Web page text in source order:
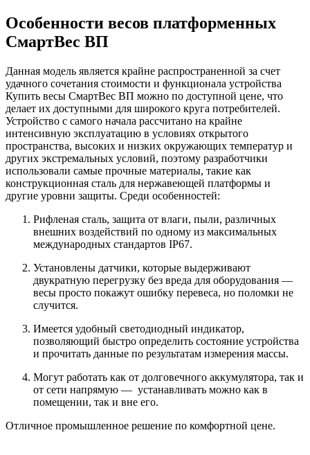
Особенности весов платформенных
СмартВес ВП
Данная модель является крайне распространенной за счет
удачного сочетания стоимости и функционала устройства
Купить весы СмартВес ВП можно по доступной цене, что
делает их доступными для широкого круга потребителей.
Устройство с самого начала рассчитано на крайне
интенсивную эксплуатацию в условиях открытого
пространства, высоких и низких окружающих температур и
других экстремальных условий, поэтому разработчики
использовали самые прочные материалы, такие как
конструкционная сталь для нержавеющей платформы и
другие уровни защиты. Среди особенностей:
Рифленая сталь, защита от влаги, пыли, различных
внешних воздействий по одному из максимальных
международных стандартов IP67.
Установлены датчики, которые выдерживают
двукратную перегрузку без вреда для оборудования —
весы просто покажут ошибку перевеса, но поломки не
случится.
Имеется удобный светодиодный индикатор,
позволяющий быстро определить состояние устройства
и прочитать данные по результатам измерения массы.
Могут работать как от долговечного аккумулятора, так и
от сети напрямую — устанавливать можно как в
помещении, так и вне его.
Отличное промышленное решение по комфортной цене.